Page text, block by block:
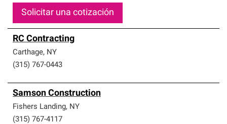
Solicitar una cotización
RC Contracting
Carthage, NY
(315) 767-0443
Samson Construction
Fishers Landing, NY
(315) 767-4117